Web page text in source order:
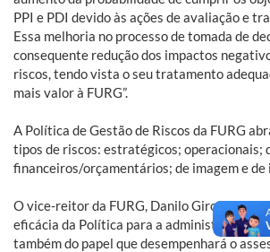
PPI e PDI devido às ações de avaliação e
Essa melhoria no processo de tomada de
consequente redução dos impactos
riscos, tendo vista o seu tratamento
mais valor à FURG”.
A Política de Gestão de Riscos da FURG
tipos de riscos: estratégicos; operacionais;
financeiros/orçamentários; de imagem e
O vice-reitor da FURG, Danilo Giroldo
eficácia da Política para a administração
também do papel que desempenhará o